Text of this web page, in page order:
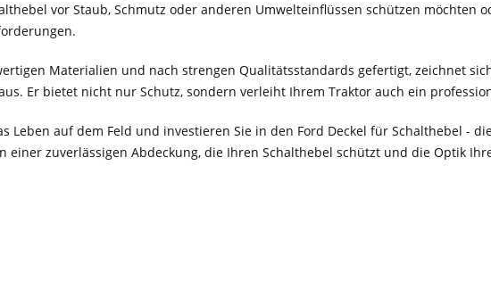
vor Staub, Schmutz oder anderen Umwelteinflüssen schützen möchten
Materialien und nach strengen Qualitätsstandards gefertigt, zeichnet
Er bietet nicht nur Schutz, sondern verleiht Ihrem Traktor auch ein
Leben auf dem Feld und investieren Sie in den Ford Deckel für Schalthebel -
einer zuverlässigen Abdeckung, die Ihren Schalthebel schützt und die Optik